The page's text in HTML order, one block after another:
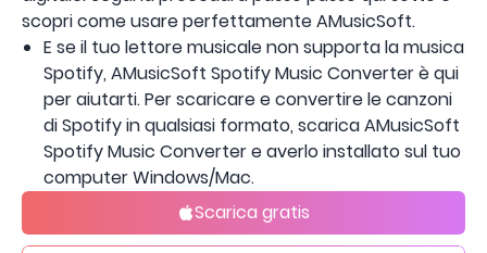
scopri come usare perfettamente AMusicSoft.
E se il tuo lettore musicale non supporta la musica
Spotify, AMusicSoft Spotify Music Converter è qui
per aiutarti. Per scaricare e convertire le canzoni
di Spotify in qualsiasi formato, scarica AMusicSoft
Spotify Music Converter e averlo installato sul tuo
computer Windows/Mac.
Scarica gratis